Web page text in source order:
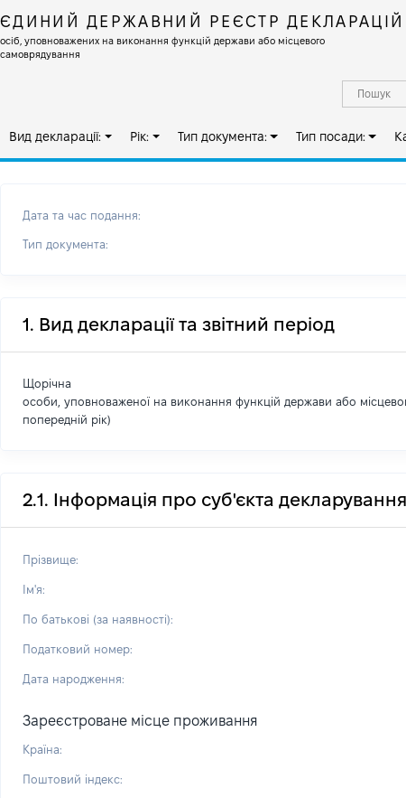
ЄДИНИЙ ДЕРЖАВНИЙ РЕЄСТР ДЕКЛАРАЦІЙ
осіб, уповноважених на виконання функцій держави або місцевого
самоврядування
Вид декларації: Рік: Тип документа: Тип посади:
Дата та час подання:
Тип документа:
1. Вид декларації та звітний період
Щорічна
особи, уповноваженої на виконання функцій держави або
попередній рік)
2.1. Інформація про суб'єкта декларування
Прізвище:
Ім'я:
По батькові (за наявності):
Податковий номер:
Дата народження:
Зареєстроване місце проживання
Країна:
Поштовий індекс: